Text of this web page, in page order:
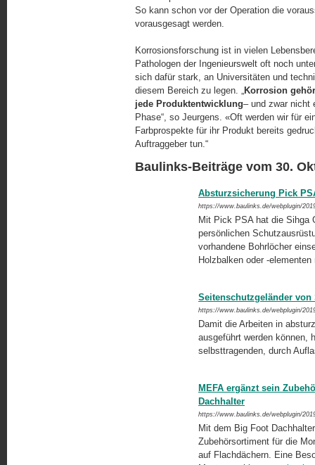
So kann schon vor der Operation die
vorausgesagt werden.
Korrosionsforschung ist in vielen
Pathologen der Ingenieurswelt oft noch
sich dafür stark, an Universitäten und
diesem Bereich zu legen. „
Korrosion
jede Produktentwicklung– und zwar nicht
Phase“, so Jeurgens. «Oft werden wir für
Farbprospekte für ihr Produkt bereits
Auftraggeber tun.“
Baulinks-Beiträge vom 30.
Absturzsicherung Pick
https://www.baulinks.de/webplugin/
Mit Pick PSA hat die Sihga
persönlichen
vorhandene Bohrlöcher
Holzbalken oder -
Seitenschutzgeländer
https://www.baulinks.de/webplugin/
Damit die Arbeiten in
ausgeführt werden können,
selbsttragenden, durch
MEFA ergänzt sein
Dachhalter
https://www.baulinks.de/webplugin/
Mit dem Big Foot
Zubehörsortiment für die
auf Flachdächern. Eine